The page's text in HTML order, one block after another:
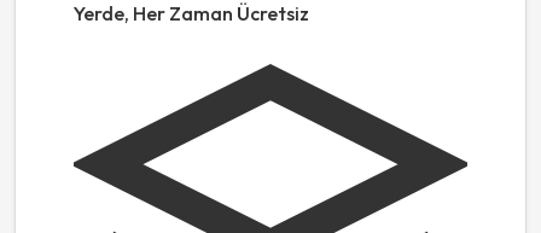
Yerde, Her Zaman Ücretsiz